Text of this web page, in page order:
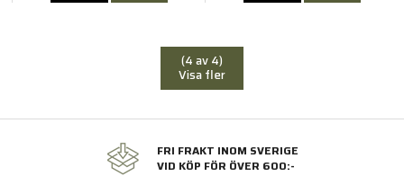
(4 av 4)
Visa fler
FRI FRAKT INOM SVERIGE
VID KÖP FÖR ÖVER 600:-